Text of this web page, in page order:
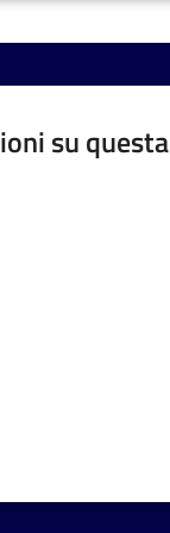
su questa